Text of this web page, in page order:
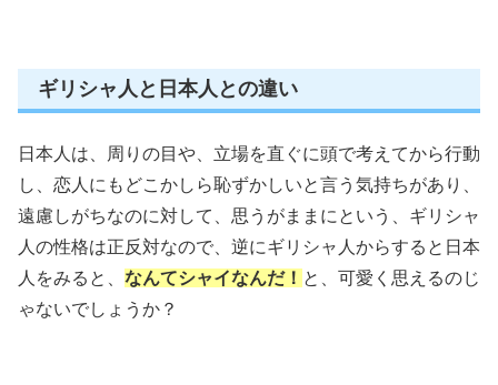
ギリシャ人と日本人との違い
日本人は、周りの目や、立場を直ぐに頭で考えてから行動
し、恋人にもどこかしら恥ずかしいと言う気持ちがあり、
遠慮しがちなのに対して、思うがままにという、ギリシャ
人の性格は正反対なので、逆にギリシャ人からすると日本
人をみると、 なんてシャイなんだ！ と、可愛く思えるのじ
ゃないでしょうか？